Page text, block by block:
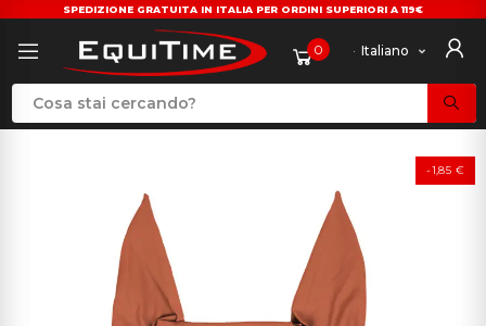
SPEDIZIONE GRATUITA IN ITALIA PER ORDINI SUPERIORI A 119€
0 Italiano
-1,85 €